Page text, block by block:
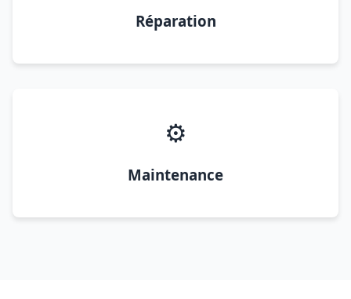
Réparation
⚙️
Maintenance